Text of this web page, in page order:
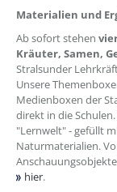
Materialien und
Ab sofort stehen
Kräuter, Samen,
Stralsunder
Unsere
Medienboxen der
direkt in die
"Lernwelt" - gefüllt
Naturmaterialien.
hier.